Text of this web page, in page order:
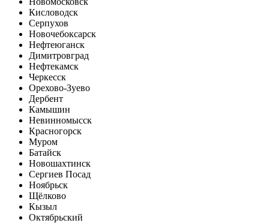
Кисловодск
Серпухов
Новочебоксарск
Нефтеюганск
Димитровград
Нефтекамск
Черкесск
Орехово-Зуево
Дербент
Камышин
Невинномысск
Красногорск
Муром
Батайск
Новошахтинск
Сергиев Посад
Ноябрьск
Щёлково
Кызыл
Октябрьский